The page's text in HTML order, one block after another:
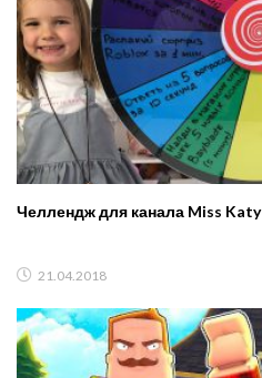
Челлендж для канала Miss Katy
21.04.2018